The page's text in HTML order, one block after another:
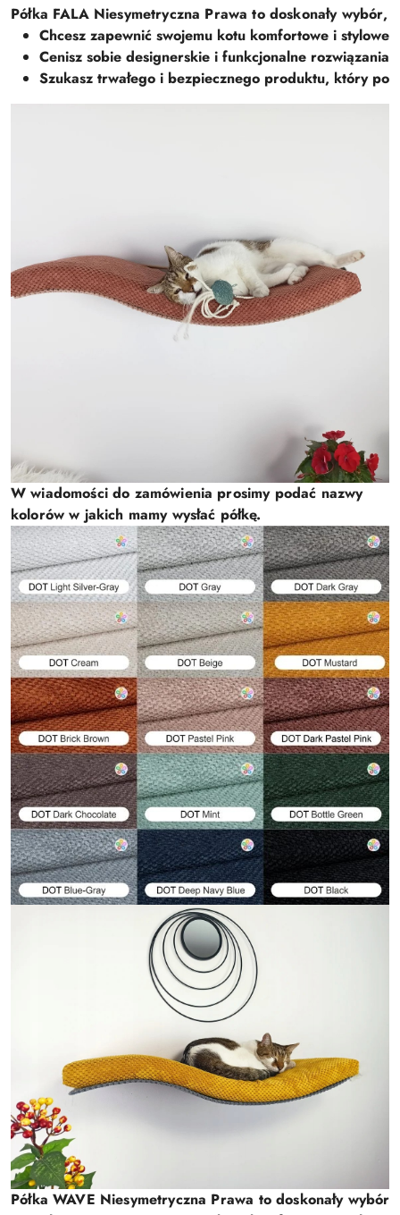
Półka FALA Niesymetryczna Prawa to doskonały wybór,
Chcesz zapewnić swojemu kotu komfortowe i stylowe
Cenisz sobie designerskie i funkcjonalne rozwiązania
Szukasz trwałego i bezpiecznego produktu, który po
W wiadomości do zamówienia prosimy podać nazwy
kolorów w jakich mamy wysłać półkę.
Półka WAVE Niesymetryczna Prawa to doskonały wybór,